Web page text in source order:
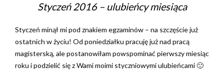
Styczeń 2016 – ulubieńcy miesiąca
Styczeń minął mi pod znakiem egzaminów – na szczęście już
ostatnich w życiu! Od poniedziałku pracuję już nad pracą
magisterską, ale postanowiłam powspominać pierwszy miesiąc
roku i podzielić się z Wami moimi styczniowymi ulubieńcami 🙂